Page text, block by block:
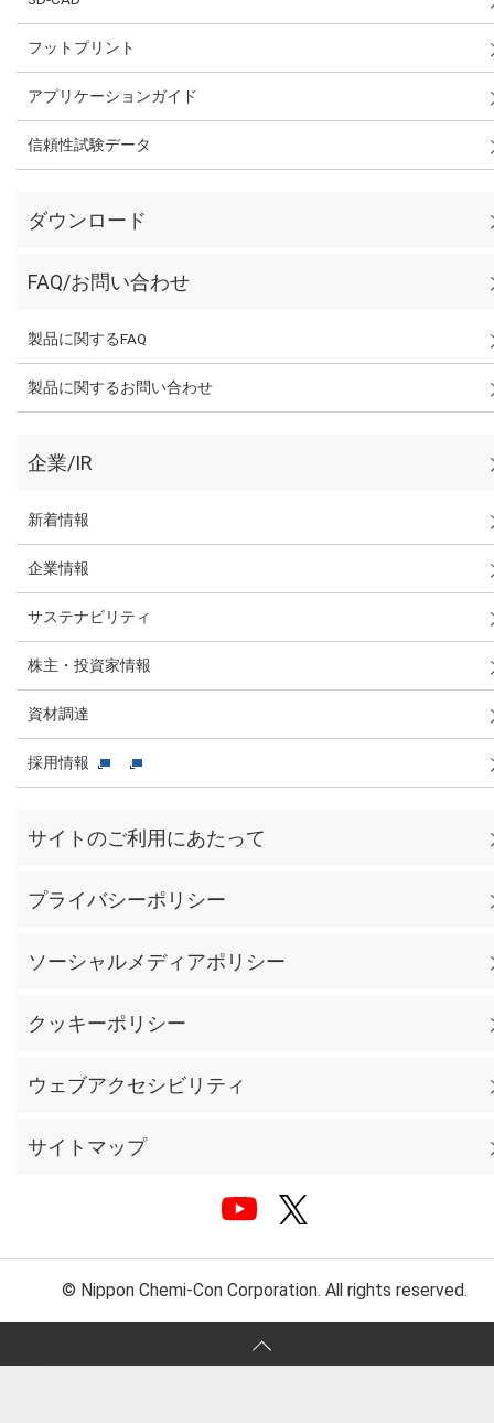
フットプリント
アプリケーションガイド
信頼性試験データ
ダウンロード
FAQ/お問い合わせ
製品に関するFAQ
製品に関するお問い合わせ
企業/IR
新着情報
企業情報
サステナビリティ
株主・投資家情報
資材調達
採用情報
サイトのご利用にあたって
プライバシーポリシー
ソーシャルメディアポリシー
クッキーポリシー
ウェブアクセシビリティ
サイトマップ
© Nippon Chemi-Con Corporation. All rights reserved.